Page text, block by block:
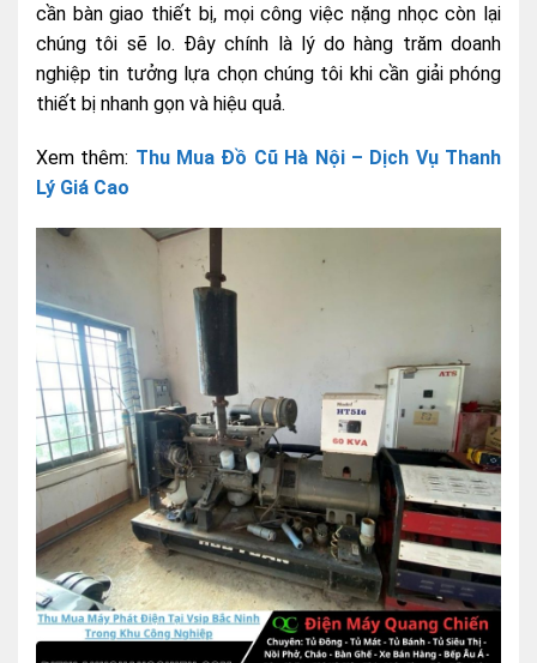
cần bàn giao thiết bị, mọi công việc nặng nhọc còn lại
chúng tôi sẽ lo. Đây chính là lý do hàng trăm doanh
nghiệp tin tưởng lựa chọn chúng tôi khi cần giải phóng
thiết bị nhanh gọn và hiệu quả.
Xem thêm: Thu Mua Đồ Cũ Hà Nội – Dịch Vụ Thanh
Lý Giá Cao